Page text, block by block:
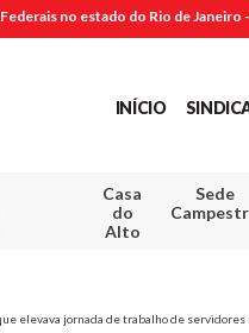
no estado do Rio de Janeiro -
INÍCIO
Casa
do
Alto
Sede
elevava jornada de trabalho de servidores